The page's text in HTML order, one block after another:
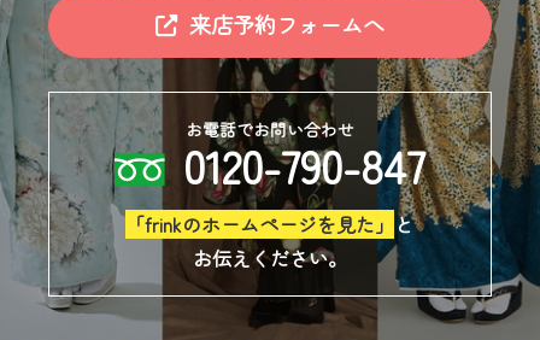
来店予約フォームへ
お電話でお問い合わせ
0120-790-847
「frinkのホームページを見た」 と
お伝えください。